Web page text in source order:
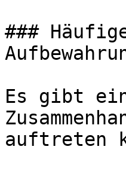
###
Es gibt
auftreten